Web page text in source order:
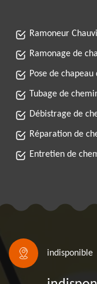
Ramoneur
Ramonage de
Pose de
Tubage de
Débistrage de
Réparation de
Entretien de
indisponible